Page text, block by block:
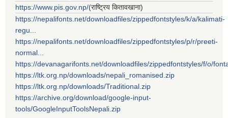
https://www.pis.gov.np/(राष्ट्रिय कितावखाना)
https://nepalifonts.net/downloadfiles/zippedfontstyles/k/a/kalimati-
regu...
https://nepalifonts.net/downloadfiles/zippedfontstyles/p/r/preeti-
normal...
https://devanagarifonts.net/downloadfiles/zippedfontstyles/f/o/
https://ltk.org.np/downloads/nepali_romanised.zip
https://ltk.org.np/downloads/Traditional.zip
https://archive.org/download/google-input-
tools/GoogleInputToolsNepali.zip